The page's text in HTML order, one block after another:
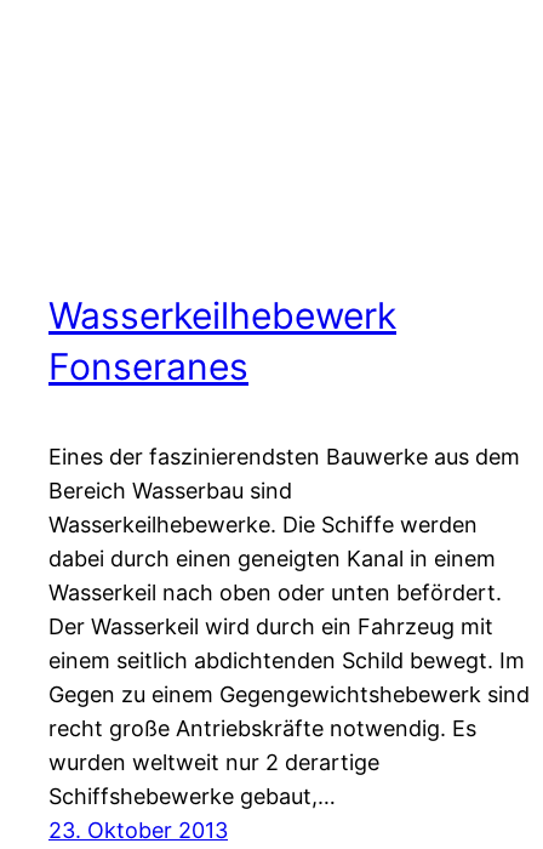
Wasserkeilhebewerk
Fonseranes
Eines der faszinierendsten Bauwerke aus dem
Bereich Wasserbau sind
Wasserkeilhebewerke. Die Schiffe werden
dabei durch einen geneigten Kanal in einem
Wasserkeil nach oben oder unten befördert.
Der Wasserkeil wird durch ein Fahrzeug mit
einem seitlich abdichtenden Schild bewegt. Im
Gegen zu einem Gegengewichtshebewerk sind
recht große Antriebskräfte notwendig. Es
wurden weltweit nur 2 derartige
Schiffshebewerke gebaut,…
23. Oktober 2013